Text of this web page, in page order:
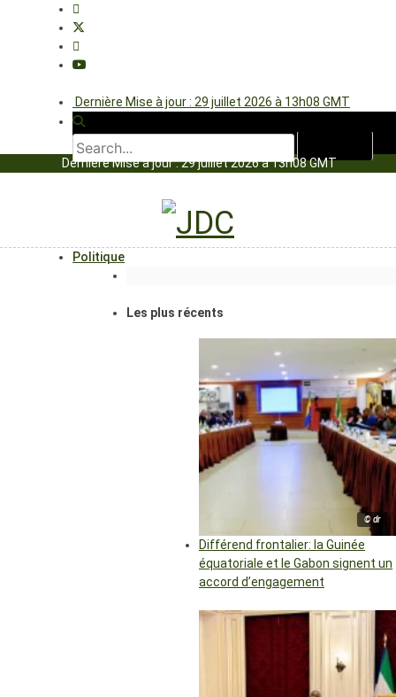
Dernière Mise à jour : 29 juillet 2026 à 13h08 GMT
Dernière Mise à jour : 29 juillet 2026 à 13h08 GMT
Politique
Les plus récents
© dr
Différend frontalier: la Guinée
équatoriale et le Gabon signent un
accord d’engagement